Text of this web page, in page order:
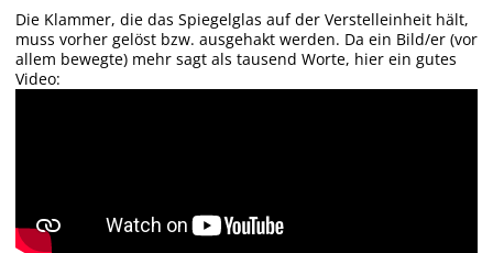
Die Klammer, die das Spiegelglas auf der Verstelleinheit hält,
muss vorher gelöst bzw. ausgehakt werden. Da ein Bild/er (vor
allem bewegte) mehr sagt als tausend Worte, hier ein gutes
Video: